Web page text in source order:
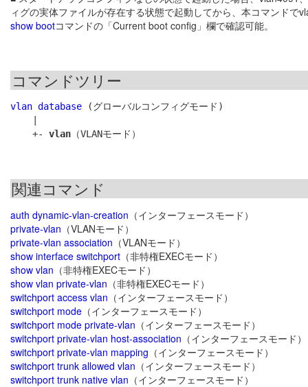
ィグの実体ファイルが存在する状態で起動してから、本コマンド
show bootコマンドの「Current boot config」欄で確認可能。
コマンドツリー
vlan database (グローバルコンフィグモード)
    +-
vlan
関連コマンド
auth dynamic-vlan-creation （インターフェースモード）
private-vlan （VLANモード）
private-vlan association （VLANモード）
show interface switchport （非特権EXECモード）
show vlan （非特権EXECモード）
show vlan private-vlan （非特権EXECモード）
switchport access vlan （インターフェースモード）
switchport mode （インターフェースモード）
switchport mode private-vlan （インターフェースモード）
switchport private-vlan host-association （インターフェースモード）
switchport private-vlan mapping （インターフェースモード）
switchport trunk allowed vlan （インターフェースモード）
switchport trunk native vlan （インターフェースモード）